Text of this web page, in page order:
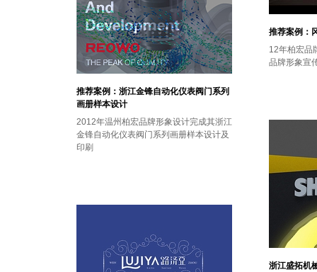
推荐案例：
12年柏宏品
品牌形象宣
推荐案例：浙江金锋自动化仪表阀门系列
画册样本设计
2012年温州柏宏品牌形象设计完成其浙江
金锋自动化仪表阀门系列画册样本设计及
印刷
浙江盛拓机